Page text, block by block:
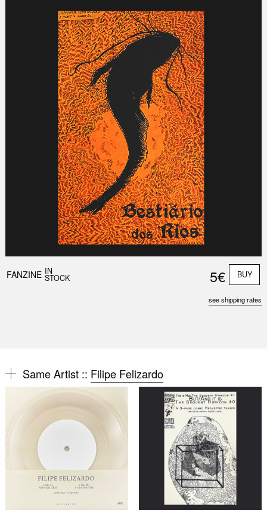
FANZINE IN
STOCK 5€ BUY
see shipping rates
Same Artist :: Filipe Felizardo